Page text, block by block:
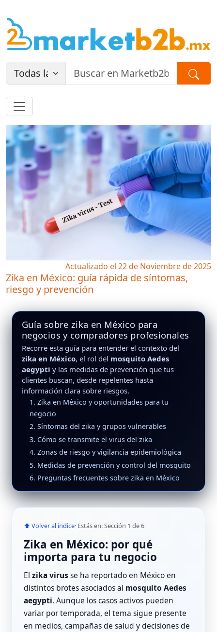
Actualizado el 22 de Noviembre de 2025
Zika en México: guía rápida de síntomas,
riesgo y prevención
Guía sobre zika en México para
negocios y compradores profesionales
Recorre esta guía para entender el contexto del
zika en México, el rol del mosquito Aedes
aegypti y las medidas de prevención que tus
clientes buscan, desde repelentes hasta
información clara sobre riesgos.
1. Zika en México y oportunidades para tu
negocio
2. Síntomas del zika y grupos vulnerables
3. Cómo se transmite el virus del zika
4. Zonas de riesgo y vigilancia epidemiológica
5. Medidas de prevención y control del mosquito
6. Preguntas frecuentes sobre zika en México
⬆ Volver al índice· Estás en: Sección 1 de 6
Zika en México: por qué
importa para tu negocio
El zika virus se ha reportado en México en
distintos brotes asociados al mosquito Aedes
aegypti. Aunque los casos activos pueden
variar por temporada, el tema sigue presente
en medios, campañas de salud y decisiones de